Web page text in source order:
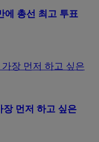
에 총선 최고 투표
먼저 하고 싶은